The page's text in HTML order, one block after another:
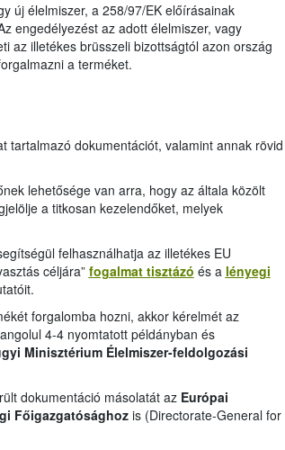
új élelmiszer, a 258/97/EK előírásainak
engedélyezést az adott élelmiszer, vagy
az illetékes brüsszeli bizottságtól azon ország
a terméket.
tartalmazó dokumentációt, valamint annak rövid
lehetősége van arra, hogy az általa közölt
a titkosan kezelendőket, melyek
felhasználhatja az illetékes EU
céljára” fogalmat tisztázó és a lényegi
forgalomba hozni, akkor kérelmét az
4-4 nyomtatott példányban és
Minisztérium Élelmiszer-feldolgozási
dokumentáció másolatát az Európai
Főigazgatósághozis (Directorate-General for